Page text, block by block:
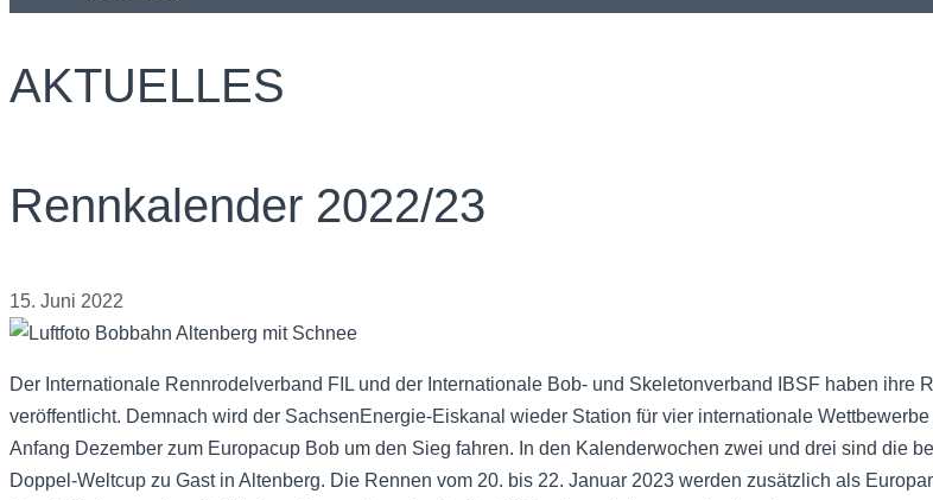
AKTUELLES
Rennkalender 2022/23
15. Juni 2022
Der Internationale Rennrodelverband FIL und der Internationale Bob- und Skeletonverband IBSF haben ihre
veröffentlicht. Demnach wird der SachsenEnergie-Eiskanal wieder Station für vier internationale
Anfang Dezember zum Europacup Bob um den Sieg fahren. In den Kalenderwochen zwei und drei sind die
Doppel-Weltcup zu Gast in Altenberg. Die Rennen vom 20. bis 22. Januar 2023 werden zusätzlich als